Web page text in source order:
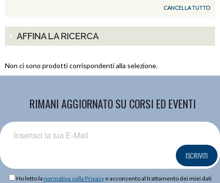
CANCELLA TUTTO
AFFINA LA RICERCA
Non ci sono prodotti corrispondenti alla selezione.
RIMANI AGGIORNATO SU CORSI ED EVENTI
ISCRIVITI
Ho letto la normativa sulla Privacye acconsento al trattamento dei miei dati